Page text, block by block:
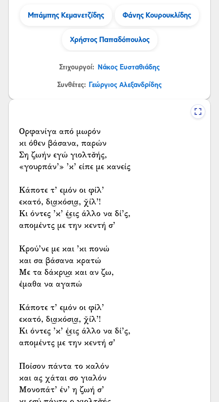
Μπάμπης Κεμανετζίδης Φάνης Κουρουκλίδης
Χρήστος Παπαδόπουλος
Στιχουργοί: Νάκος Ευσταθιάδης
Συνθέτες: Γεώργιος Αλεξανδρίδης
Ορφανίγα από μωρόν
κι όθεν βάσανα, παρών
Ση ζωήν εγώ γιολτσ̌ής,
«γουρπάν’» ’κ’ είπε με κανείς
Κάποτε τ’ εμόν οι φίλ’
εκατό, δι͜ακόσι͜α, χ̌ίλ’!
Κι όντες ’κ’ έ͜εις άλλο να δί’ς,
απομέντς με την κεντή σ’
Κρού’νε με και ’κι πονώ
και σα βάσανα κρατώ
Με τα δάκρυ͜α και αν ζω,
έμαθα να αγαπώ
Κάποτε τ’ εμόν οι φίλ’
εκατό, δι͜ακόσι͜α, χ̌ίλ’!
Κι όντες ’κ’ έ͜εις άλλο να δί’ς,
απομέντς με την κεντή σ’
Ποίσον πάντα το καλόν
και ας χάται σο γιαλόν
Μονοπάτ’ έν’ η ζωή σ’